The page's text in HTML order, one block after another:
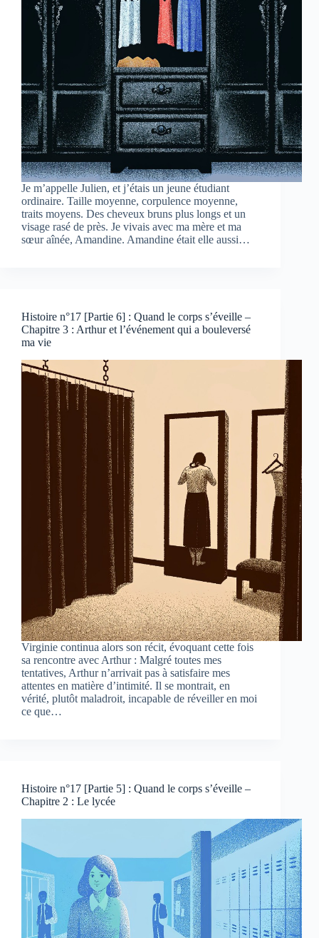
Je m’appelle Julien, et j’étais un jeune étudiant
ordinaire. Taille moyenne, corpulence moyenne,
traits moyens. Des cheveux bruns plus longs et un
visage rasé de près. Je vivais avec ma mère et ma
sœur aînée, Amandine. Amandine était elle aussi…
Histoire n°17 [Partie 6] : Quand le corps s’éveille –
Chapitre 3 : Arthur et l’événement qui a bouleversé
ma vie
Virginie continua alors son récit, évoquant cette fois
sa rencontre avec Arthur : Malgré toutes mes
tentatives, Arthur n’arrivait pas à satisfaire mes
attentes en matière d’intimité. Il se montrait, en
vérité, plutôt maladroit, incapable de réveiller en moi
ce que…
Histoire n°17 [Partie 5] : Quand le corps s’éveille –
Chapitre 2 : Le lycée